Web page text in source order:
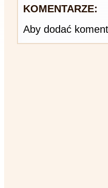
KOMENTARZE:
Aby dodać